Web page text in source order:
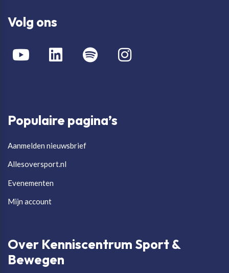
Volg ons
Populaire pagina’s
Aanmelden nieuwsbrief
Allesoversport.nl
Evenementen
Mijn account
Over Kenniscentrum Sport &
Bewegen